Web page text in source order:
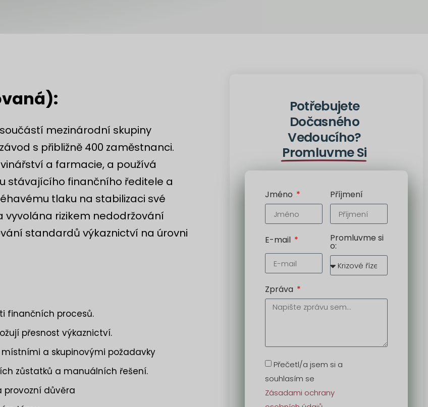
mezinárodní skupiny
s přibližně 400 zaměstnanci.
a farmacie, a používá
stávajícího finančního ředitele a
tlaku na stabilizaci své
rizikem nedodržování
standardů výkaznictví na úrovni
finančních procesů.
přesnost výkaznictví.
místními a skupinovými požadavky
zůstatků a manuálních řešení.
provozní důvěra
Potřebujete
Dočasného
Vedoucího?
Promluvme Si
Jméno Příjmení
E-mail Promluvme si
o:
Zpráva
Přečetl/a jsem si a
souhlasím se
Zásadami ochrany